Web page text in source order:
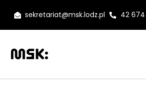
sekretariat@msk.lodz.pl 42